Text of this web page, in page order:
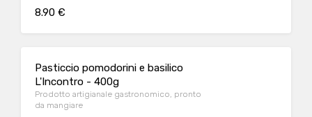
8.90 €
Pasticcio pomodorini e basilico
L'Incontro - 400g
Prodotto artigianale gastronomico, pronto
da mangiare